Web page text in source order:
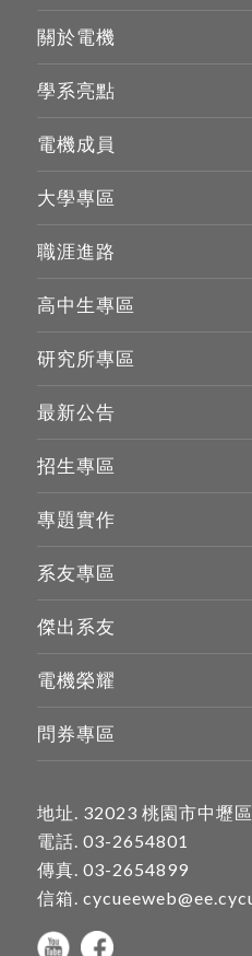
關於電機
學系亮點
電機成員
大學專區
職涯進路
高中生專區
研究所專區
最新公告
招生專區
專題實作
系友專區
傑出系友
電機榮耀
問券專區
地址. 32023 桃園市中壢
電話. 03-2654801
傳真. 03-2654899
信箱.